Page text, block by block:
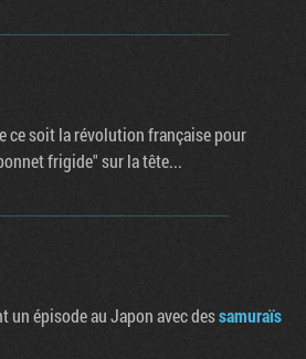
ce soit la révolution française pour
frigide" sur la tête...
un épisode au Japon avec dessamuraïs